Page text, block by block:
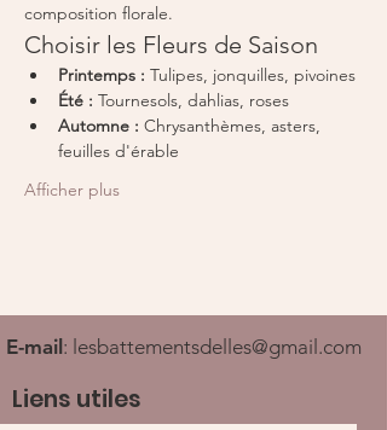
composition florale.
Choisir les Fleurs de Saison
Printemps : Tulipes, jonquilles, pivoines
Été : Tournesols, dahlias, roses
Automne : Chrysanthèmes, asters,
feuilles d'érable
Afficher plus
E-mail : lesbattementsdelles@gmail.com
Liens utiles